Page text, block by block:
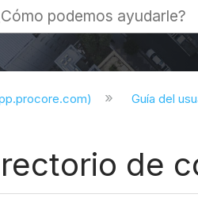
Guía del
de